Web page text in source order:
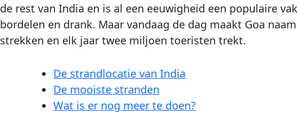
de rest van India en is al een eeuwigheid een populaire
bordelen en drank. Maar vandaag de dag maakt Goa
strekken en elk jaar twee miljoen toeristen trekt.
De strandlocatie van India
De mooiste stranden
Wat is er nog meer te doen?